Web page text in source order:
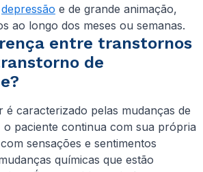
depressão e de grande animação,
ao longo dos meses ou semanas.
entre transtornos
de
caracterizado pelas mudanças de
o paciente continua com sua própria
sensações e sentimentos
químicas que estão